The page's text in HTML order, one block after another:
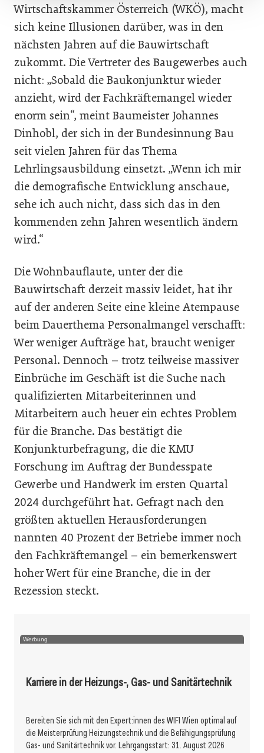
Wirtschaftskammer Österreich (WKÖ), macht
sich keine Illusionen darüber, was in den
nächsten Jahren auf die Bauwirtschaft
zukommt. Die Vertreter des Baugewerbes auch
nicht: „Sobald die Baukonjunktur wieder
anzieht, wird der Fachkräftemangel wieder
enorm sein“, meint Baumeister Johannes
Dinhobl, der sich in der Bundesinnung Bau
seit vielen Jahren für das Thema
Lehrlingsausbildung einsetzt. „Wenn ich mir
die demografische Entwicklung anschaue,
sehe ich auch nicht, dass sich das in den
kommenden zehn Jahren wesentlich ändern
wird.“
Die Wohnbauflaute, unter der die
Bauwirtschaft derzeit massiv leidet, hat ihr
auf der anderen Seite eine kleine Atempause
beim Dauerthema Personalmangel verschafft:
Wer weniger Aufträge hat, braucht weniger
Personal. Dennoch – trotz teilweise massiver
Einbrüche im Geschäft ist die Suche nach
qualifizierten Mitarbeiterinnen und
Mitarbeitern auch heuer ein echtes Problem
für die Branche. Das bestätigt die
Konjunkturbefragung, die die KMU
Forschung im Auftrag der Bundesspate
Gewerbe und Handwerk im ersten Quartal
2024 durchgeführt hat. Gefragt nach den
größten aktuellen Herausforderungen
nannten 40 Prozent der Betriebe immer noch
den Fachkräftemangel – ein bemerkenswert
hoher Wert für eine Branche, die in der
Rezession steckt.
Werbung
Karriere in der Heizungs-, Gas- und Sanitärtechnik
Bereiten Sie sich mit den Expert:innen des WIFI Wien optimal auf
die Meisterprüfung Heizungstechnik und die Befähigungsprüfung
Gas- und Sanitärtechnik vor. Lehrgangsstart: 31. August 2026